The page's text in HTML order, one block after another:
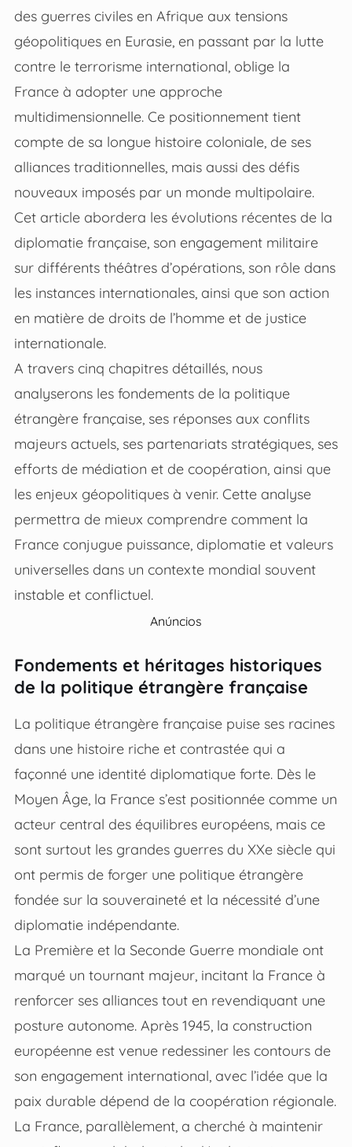
des guerres civiles en Afrique aux tensions
géopolitiques en Eurasie, en passant par la lutte
contre le terrorisme international, oblige la
France à adopter une approche
multidimensionnelle. Ce positionnement tient
compte de sa longue histoire coloniale, de ses
alliances traditionnelles, mais aussi des défis
nouveaux imposés par un monde multipolaire.
Cet article abordera les évolutions récentes de la
diplomatie française, son engagement militaire
sur différents théâtres d’opérations, son rôle dans
les instances internationales, ainsi que son action
en matière de droits de l’homme et de justice
internationale.
A travers cinq chapitres détaillés, nous
analyserons les fondements de la politique
étrangère française, ses réponses aux conflits
majeurs actuels, ses partenariats stratégiques, ses
efforts de médiation et de coopération, ainsi que
les enjeux géopolitiques à venir. Cette analyse
permettra de mieux comprendre comment la
France conjugue puissance, diplomatie et valeurs
universelles dans un contexte mondial souvent
instable et conflictuel.
Anúncios
Fondements et héritages historiques
de la politique étrangère française
La politique étrangère française puise ses racines
dans une histoire riche et contrastée qui a
façonné une identité diplomatique forte. Dès le
Moyen Âge, la France s’est positionnée comme un
acteur central des équilibres européens, mais ce
sont surtout les grandes guerres du XXe siècle qui
ont permis de forger une politique étrangère
fondée sur la souveraineté et la nécessité d’une
diplomatie indépendante.
La Première et la Seconde Guerre mondiale ont
marqué un tournant majeur, incitant la France à
renforcer ses alliances tout en revendiquant une
posture autonome. Après 1945, la construction
européenne est venue redessiner les contours de
son engagement international, avec l’idée que la
paix durable dépend de la coopération régionale.
La France, parallèlement, a cherché à maintenir